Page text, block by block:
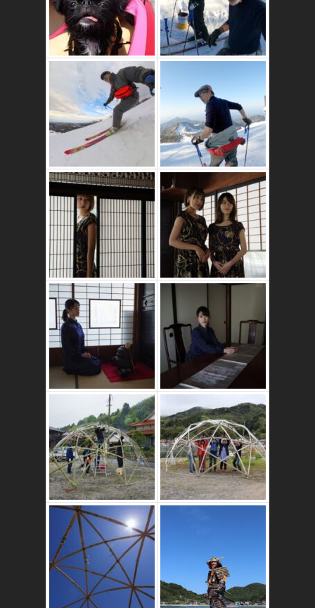
かたゑ庵築100年
の古民家
竹ドームのワーク
ショップ